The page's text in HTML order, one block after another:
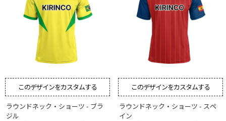
このデザインをカスタムする
ラウンドネック・ショーツ - ブラ
ジル
このデザインをカスタムする
ラウンドネック・ショーツ - スペ
イン